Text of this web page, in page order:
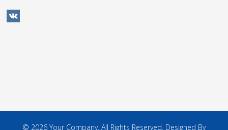
© 2026 Your Company. All Rights Reserved. Designed By